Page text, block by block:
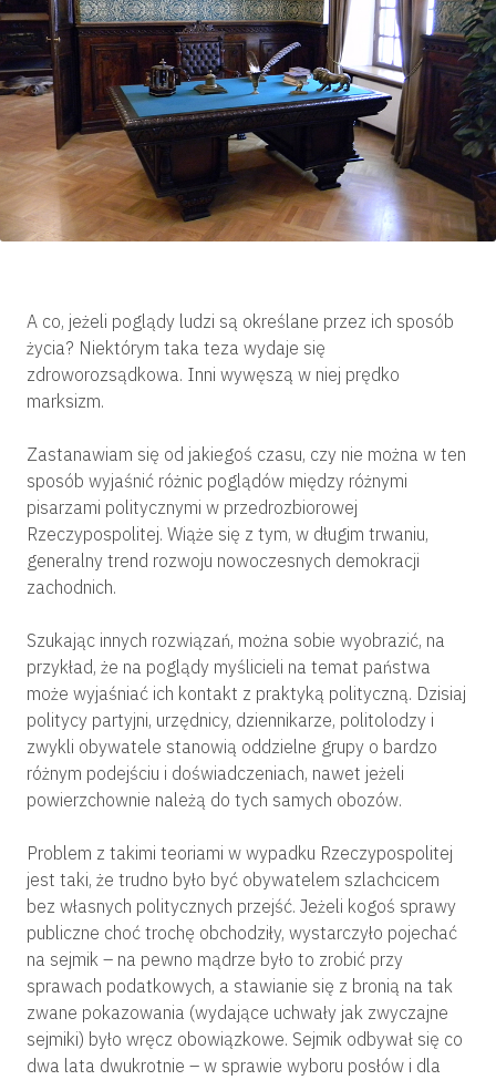
A co, jeżeli poglądy ludzi są określane przez ich sposób
życia? Niektórym taka teza wydaje się
zdroworozsądkowa. Inni wywęszą w niej prędko
marksizm.
Zastanawiam się od jakiegoś czasu, czy nie można w ten
sposób wyjaśnić różnic poglądów między różnymi
pisarzami politycznymi w przedrozbiorowej
Rzeczypospolitej. Wiąże się z tym, w długim trwaniu,
generalny trend rozwoju nowoczesnych demokracji
zachodnich.
Szukając innych rozwiązań, można sobie wyobrazić, na
przykład, że na poglądy myślicieli na temat państwa
może wyjaśniać ich kontakt z praktyką polityczną. Dzisiaj
politycy partyjni, urzędnicy, dziennikarze, politolodzy i
zwykli obywatele stanowią oddzielne grupy o bardzo
różnym podejściu i doświadczeniach, nawet jeżeli
powierzchownie należą do tych samych obozów.
Problem z takimi teoriami w wypadku Rzeczypospolitej
jest taki, że trudno było być obywatelem szlachcicem
bez własnych politycznych przejść. Jeżeli kogoś sprawy
publiczne choć trochę obchodziły, wystarczyło pojechać
na sejmik – na pewno mądrze było to zrobić przy
sprawach podatkowych, a stawianie się z bronią na tak
zwane pokazowania (wydające uchwały jak zwyczajne
sejmiki) było wręcz obowiązkowe. Sejmik odbywał się co
dwa lata dwukrotnie – w sprawie wyboru posłów i dla